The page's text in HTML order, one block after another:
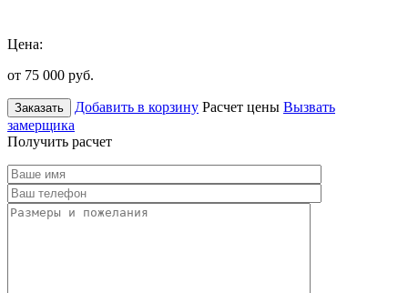
Цена:
от 75 000 руб.
Заказать Добавить в корзину Расчет цены Вызвать
замерщика
Получить расчет